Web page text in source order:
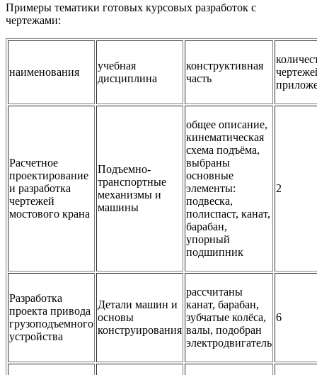
Примеры тематики готовых курсовых разработок с
чертежами:
наименования
учебная
дисциплина
конструктивная
часть
Расчетное
проектирование
и разработка
чертежей
мостового крана
Подъемно-
транспортные
механизмы и
машины
общее описание,
кинематическая
схема подъёма,
выбраны
основные
элементы:
подвеска,
полиспаст, канат,
барабан,
упорный
подшипник
2
Разработка
проекта привода
грузоподъемного
устройства
Детали машин и
основы
конструирования
рассчитаны
канат, барабан,
зубчатые колёса,
валы, подобран
электродвигатель
6